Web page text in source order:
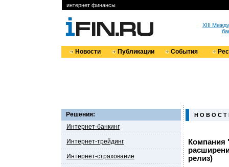
интернет финансы
XIII
Новости Публикации События
Решения:
Интернет-банкинг
Интернет-трейдинг
Интернет-страхование
Н О В О С Т
Компания
релиз)